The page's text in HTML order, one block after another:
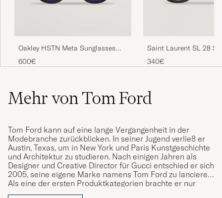
Oakley HSTN Meta Sunglasses
Black
600€
Saint Laurent SL 28
Black
340€
Mehr von Tom Ford
Tom Ford kann auf eine lange Vergangenheit in der
Modebranche zurückblicken. In seiner Jugend verließ er
Austin, Texas, um in New York und Paris Kunstgeschichte
und Architektur zu studieren. Nach einigen Jahren als
Designer und Creative Director für Gucci entschied er sich
2005, seine eigene Marke namens Tom Ford zu lancieren.
Als eine der ersten Produktkategorien brachte er nur
Brillen auf den Markt, die er erfolgreich in stets aktuellem